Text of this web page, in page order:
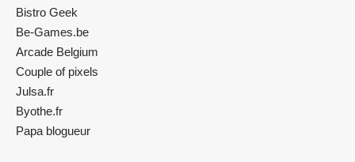
Bistro Geek
Be-Games.be
Arcade Belgium
Couple of pixels
Julsa.fr
Byothe.fr
Papa blogueur